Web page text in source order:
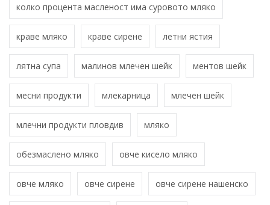
колко процента масленост има суровото мляко
краве мляко краве сирене летни ястия
лятна супа малинов млечен шейк ментов шейк
месни продукти млекарница млечен шейк
млечни продукти пловдив мляко
обезмаслено мляко овче кисело мляко
овче мляко овче сирене овче сирене нашенско